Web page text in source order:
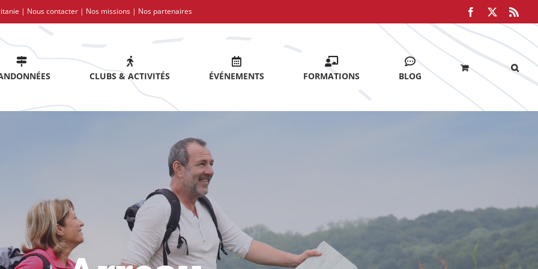
| Nous contacter | Nos missions | Nos partenaires Facebook
CLUBS & ACTIVITÉS ÉVÉNEMENTS FORMATIONS BLOG